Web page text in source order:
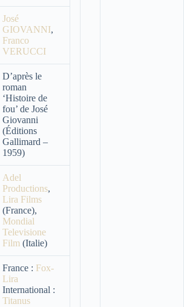
José
GIOVANNI,
Franco
VERUCCI
D’après le
roman
‘Histoire de
fou’ de José
Giovanni
(Éditions
Gallimard –
1959)
Adel
Productions,
Lira Films
(France),
Mondial
Televisione
Film (Italie)
France : Fox-
Lira
International :
Titanus